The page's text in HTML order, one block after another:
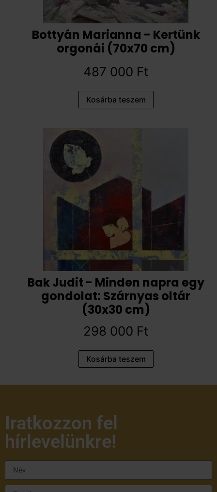
Bottyán Marianna - Kertünk
orgonái (70x70 cm)
487 000 Ft
Kosárba teszem
Bak Judit - Minden napra egy
gondolat: Szárnyas oltár
(30x30 cm)
298 000 Ft
Kosárba teszem
Iratkozzon fel
hírlevelünkre!